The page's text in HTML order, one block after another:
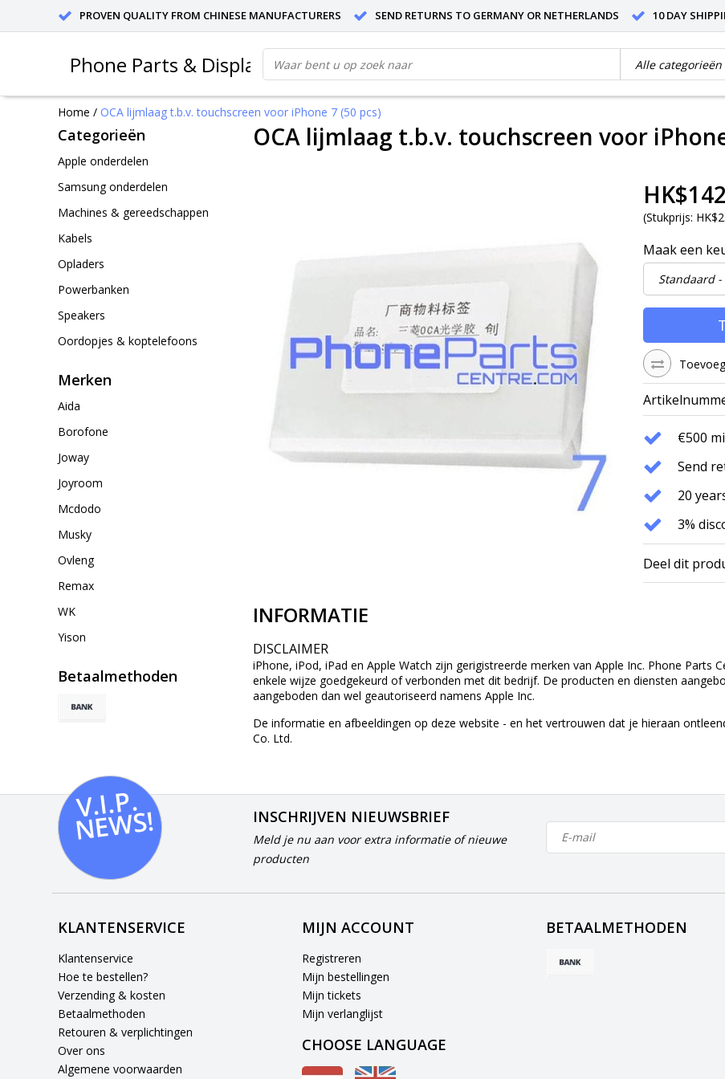
PROVEN QUALITY FROM CHINESE MANUFACTURERS SEND RETURNS TO GERMANY OR NETHERLANDS 10 DAY
Phone Parts & Displays
Home / OCA lijmlaag t.b.v. touchscreen voor iPhone 7 (50 pcs)
Categorieën
Apple onderdelen
Samsung onderdelen
Machines & gereedschappen
Kabels
Opladers
Powerbanken
Speakers
Oordopjes & koptelefoons
Merken
Aida
Borofone
Joway
Joyroom
Mcdodo
Musky
Ovleng
Remax
WK
Yison
Betaalmethoden
OCA lijmlaag t.b.v. touchscreen voor
(Stukprijs:
Maak een
€500
Send
20
3%
Deel dit
INFORMATIE
DISCLAIMER
iPhone, iPod, iPad en Apple Watch zijn gerigistreerde merken van Apple Inc. Phone Parts
enkele wijze goedgekeurd of verbonden met dit bedrijf. De producten en diensten
aangeboden dan wel geautoriseerd namens Apple Inc.
De informatie en afbeeldingen op deze website - en het vertrouwen dat je hieraan
Co. Ltd.
V.I.
P.
N
E
W
S! INSCHRIJVEN NIEUWSBRIEF
Meld je nu aan voor extra informatie of nieuwe
producten
KLANTENSERVICE
Klantenservice
Hoe te bestellen?
Verzending & kosten
Betaalmethoden
Retouren & verplichtingen
Over ons
Algemene voorwaarden
MIJN ACCOUNT
Registreren
Mijn bestellingen
Mijn tickets
Mijn verlanglijst
CHOOSE LANGUAGE
BETAALMETHODEN